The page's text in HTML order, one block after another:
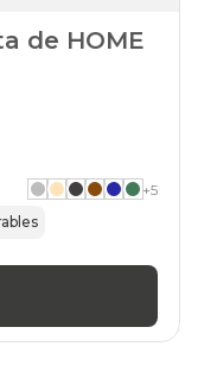
de HOME
+5